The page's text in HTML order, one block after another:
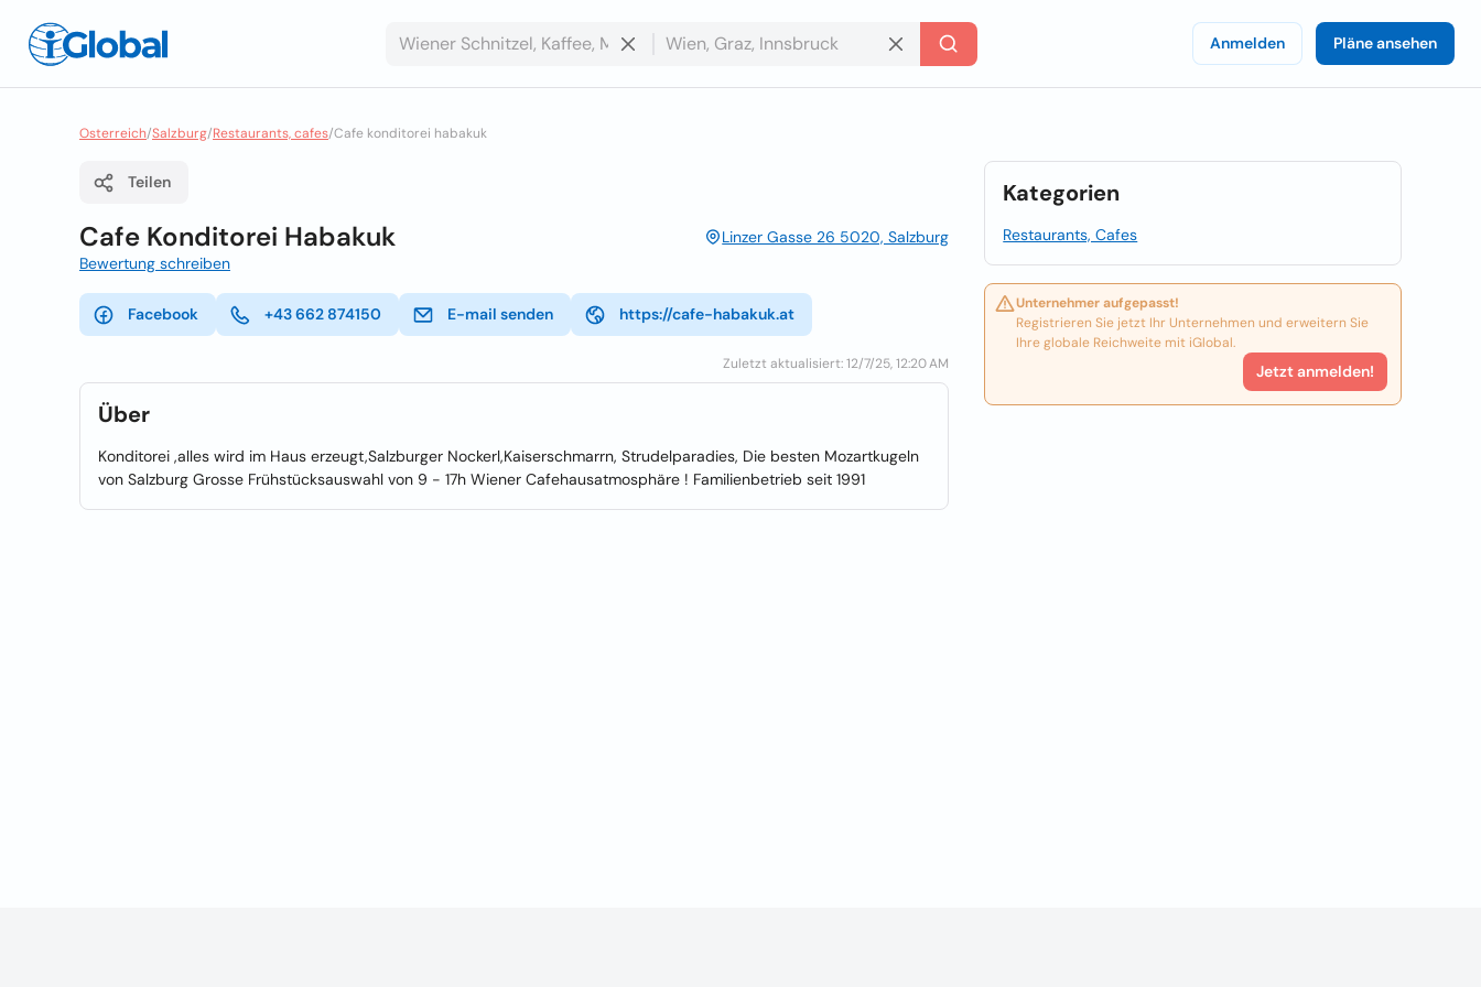
Anmelden Pläne ansehen
Osterreich/Salzburg/Restaurants, cafes/Cafe konditorei habakuk
Teilen
Cafe Konditorei Habakuk
Linzer Gasse 26 5020, Salzburg
Bewertung schreiben
Facebook +43 662 874150 E-mail senden https://cafe-habakuk.at
Zuletzt aktualisiert: 12/7/25, 12:20 AM
Über
Konditorei ,alles wird im Haus erzeugt,Salzburger Nockerl,Kaiserschmarrn, Strudelparadies, Die besten Mozartkugeln
von Salzburg Grosse Frühstücksauswahl von 9 - 17h Wiener Cafehausatmosphäre ! Familienbetrieb seit 1991
Kategorien
Restaurants, Cafes
Unternehmer aufgepasst!
Registrieren Sie jetzt Ihr Unternehmen und erweitern Sie
Ihre globale Reichweite mit iGlobal.
Jetzt anmelden!